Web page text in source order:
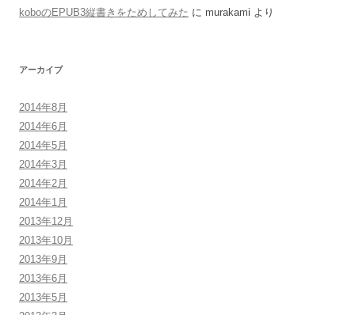
koboのEPUB3縦書きをためしてみた に murakami より
アーカイブ
2014年8月
2014年6月
2014年5月
2014年3月
2014年2月
2014年1月
2013年12月
2013年10月
2013年9月
2013年6月
2013年5月